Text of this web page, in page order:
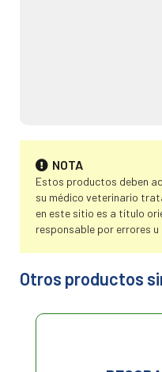
NOTA
Estos productos deben
su médico veterinario
en este sitio es a título
responsable por errores u
Otros productos